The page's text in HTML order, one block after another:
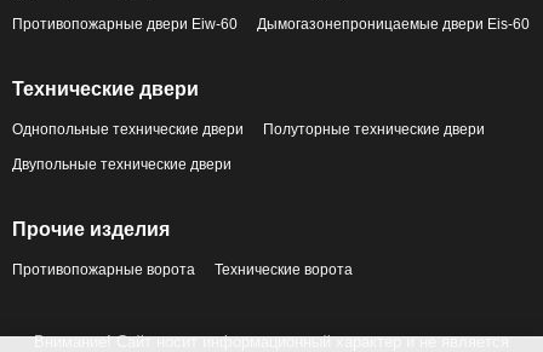
Противопожарные двери Eiw-60 Дымогазонепроницаемые двери Eis-60
Технические двери
Однопольные технические двери Полуторные технические двери
Двупольные технические двери
Прочие изделия
Противопожарные ворота Технические ворота
Внимание! Сайт носит информационный характер и не является